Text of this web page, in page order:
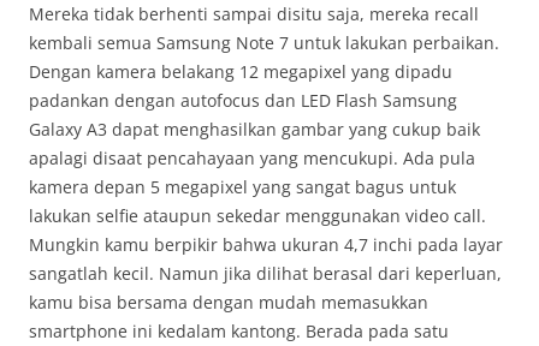
Mereka tidak berhenti sampai disitu saja, mereka recall
kembali semua Samsung Note 7 untuk lakukan perbaikan.
Dengan kamera belakang 12 megapixel yang dipadu
padankan dengan autofocus dan LED Flash Samsung
Galaxy A3 dapat menghasilkan gambar yang cukup baik
apalagi disaat pencahayaan yang mencukupi. Ada pula
kamera depan 5 megapixel yang sangat bagus untuk
lakukan selfie ataupun sekedar menggunakan video call.
Mungkin kamu berpikir bahwa ukuran 4,7 inchi pada layar
sangatlah kecil. Namun jika dilihat berasal dari keperluan,
kamu bisa bersama dengan mudah memasukkan
smartphone ini kedalam kantong. Berada pada satu